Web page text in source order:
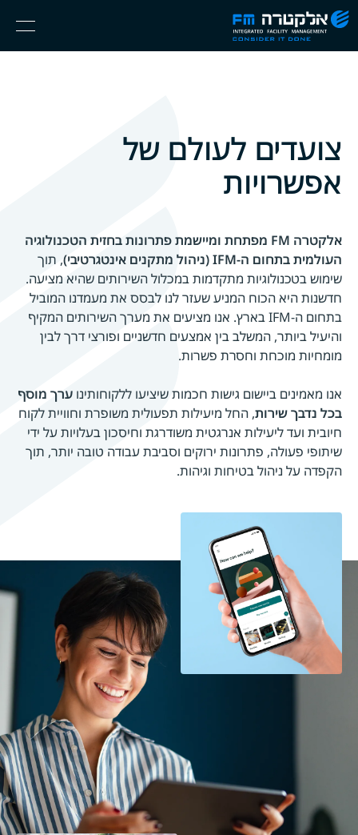
Skip
to
אלקטרה
Consider
Menu
צועדים לעולם של
אפשרויות
אלקטרה FM מפתחת ומיישמת פתרונות בחזית הטכנולוגיה
העולמית בתחום ה-IFM (ניהול מתקנים אינטגרטיבי)
, תוך
שימוש בטכנולוגיות מתקדמות במכלול השירותים שהיא מציעה.
חדשנות היא הכוח המניע שעזר לנו לבסס את מעמדנו המוביל
בתחום ה-IFM בארץ. אנו מציעים את מערך השירותים המקיף
והיעיל ביותר, המשלב בין אמצעים חדשניים ופורצי דרך לבין
מומחיות מוכחת וחסרת פשרות.
אנו מאמינים ביישום גישות חכמות שיציעו ללקוחותינו ערך מוסף
בכל נדבך שירות, החל מיעילות תפעולית משופרת וחוויית לקוח
חיובית ועד ליעילות אנרגטית משודרגת וחיסכון בעלויות על ידי
שיתופי פעולה, פתרונות ירוקים וסביבת עבודה טובה יותר, תוך
הקפדה על ניהול בטיחות וגיהות.